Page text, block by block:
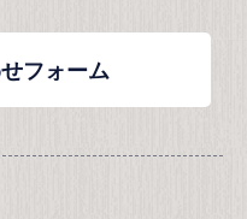
フォーム